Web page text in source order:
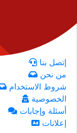
إتصل بنا
من نحن
شروط الاستخدام
الخصوصية
أسئلة وإجابات
إعلانات